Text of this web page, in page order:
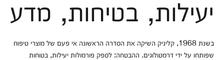
יעילות, בטיחות, מדע
בשנת 1968, קליניק השיקה את הסדרה הראשונה אי פעם של מוצרי טיפוח
שפותחו על ידי דרמטולוגים. ההבטחה: לספק פורמולות יעילות, בטוחות